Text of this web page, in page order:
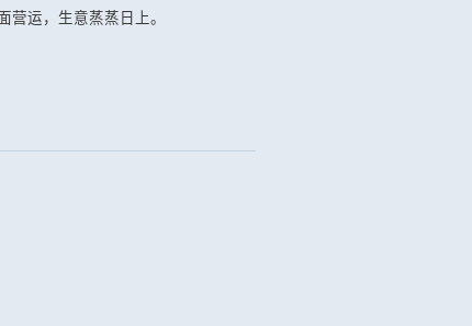
营运，生意蒸蒸日上。